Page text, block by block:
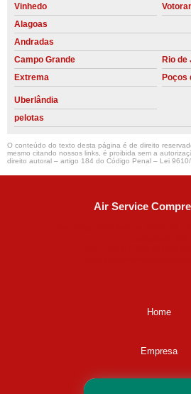
Vinhedo
Alagoas
Andradas
Campo Grande
Rio de
Extrema
Poços
Uberlândia
pelotas
O conteúdo do texto desta página é de direito
mesmo citando nossos links, é proibida sem a
direito autoral – artigo 184 do Código Penal – Lei
Air Service
Home
Empresa